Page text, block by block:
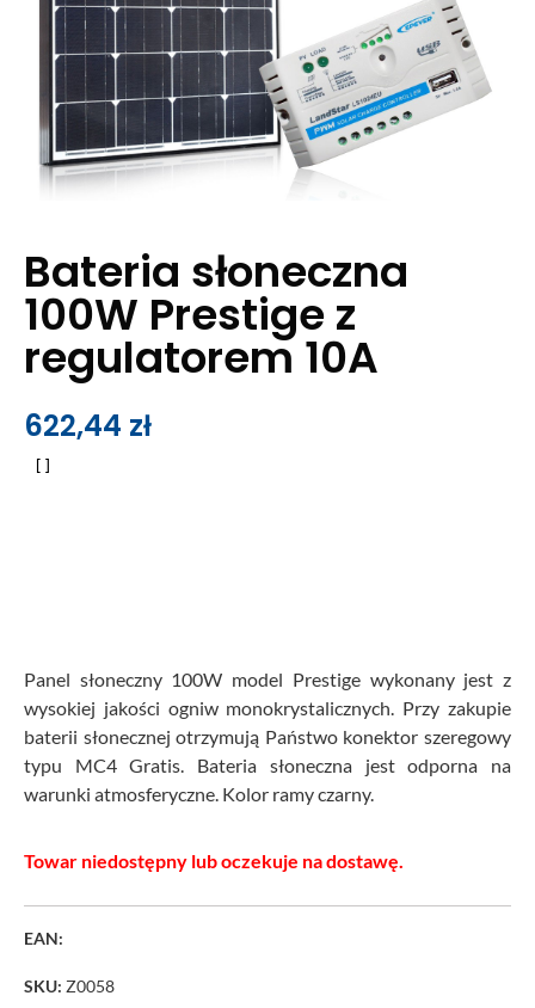
Bateria słoneczna
100W Prestige z
regulatorem 10A
622,44 zł
Panel słoneczny 100W model Prestige wykonany jest z
wysokiej jakości ogniw monokrystalicznych. Przy zakupie
baterii słonecznej otrzymują Państwo konektor szeregowy
typu MC4 Gratis. Bateria słoneczna jest odporna na
warunki atmosferyczne. Kolor ramy czarny.
Towar niedostępny lub oczekuje na dostawę.
EAN:
SKU: Z0058